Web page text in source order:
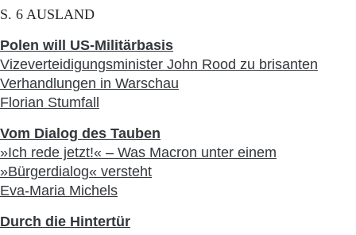
S. 6 AUSLAND
Polen will US-Militärbasis
Vizeverteidigungsminister John Rood zu brisanten
Verhandlungen in Warschau
Florian Stumfall
Vom Dialog des Tauben
»Ich rede jetzt!« – Was Macron unter einem
»Bürgerdialog« versteht
Eva-Maria Michels
Durch die Hintertür